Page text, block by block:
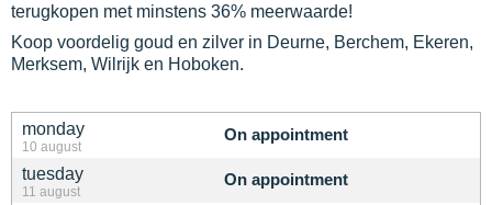
monday
10 august
On appointment
tuesday
11 august
On appointment
terugkopen met minstens 36% meerwaarde!
Koop voordelig goud en zilver in Deurne, Berchem, Ekeren,
Merksem, Wilrijk en Hoboken.